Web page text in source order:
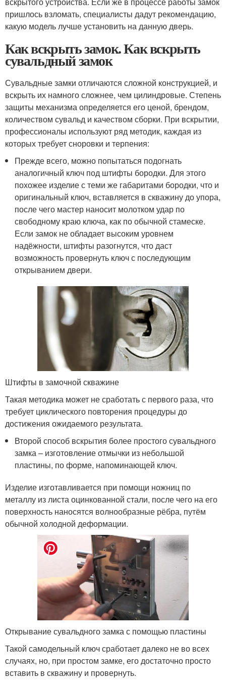
пришлось взломать, специалисты дадут рекомендацию,
какую модель лучше установить на данную дверь.
Как вскрыть замок. Как вскрыть
сувальдный замок
Сувальдные замки отличаются сложной конструкцией, и
вскрыть их намного сложнее, чем цилиндровые. Степень
защиты механизма определяется его ценой, брендом,
количеством сувальд и качеством сборки. При вскрытии,
профессионалы используют ряд методик, каждая из
которых требует сноровки и терпения:
Прежде всего, можно попытаться подогнать
аналогичный ключ под штифты бородки. Для этого
похожее изделие с теми же габаритами бородки, что и
оригинальный ключ, вставляется в скважину до упора,
после чего мастер наносит молотком удар по
свободному краю ключа, как по обычной стамеске.
Если замок не обладает высоким уровнем
надёжности, штифты разогнутся, что даст
возможность провернуть ключ с последующим
открыванием двери.
Штифты в замочной скважине
Такая методика может не сработать с первого раза, что
требует циклического повторения процедуры до
достижения ожидаемого результата.
Второй способ вскрытия более простого сувальдного
замка – изготовление отмычки из небольшой
пластины, по форме, напоминающей ключ.
Изделие изготавливается при помощи ножниц по
металлу из листа оцинкованной стали, после чего на его
поверхность наносятся волнообразные рёбра, путём
обычной холодной деформации.
Открывание сувальдного замка с помощью пластины
Такой самодельный ключ сработает далеко не во всех
случаях, но, при простом замке, его достаточно просто
вставить в скважину и провернуть.